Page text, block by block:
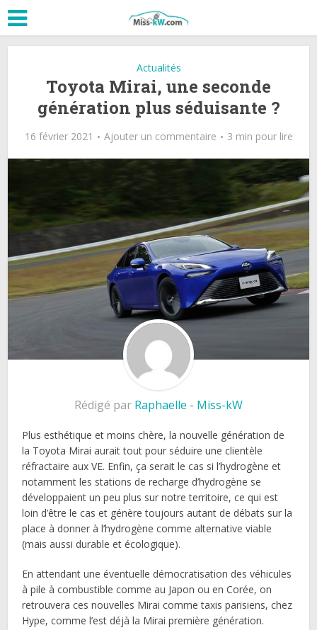
Actualités
Toyota Mirai, une seconde
génération plus séduisante ?
16 février 2021 Ajouter un commentaire 3 min pour lire
Rédigé par Raphaelle - Miss-kW
Plus esthétique et moins chère, la nouvelle génération de
la Toyota Mirai aurait tout pour séduire une clientèle
réfractaire aux VE. Enfin, ça serait le cas si l’hydrogène et
notamment les stations de recharge d’hydrogène se
développaient un peu plus sur notre territoire, ce qui est
loin d’être le cas et génère toujours autant de débats sur la
place à donner à l’hydrogène comme alternative viable
(mais aussi durable et écologique).
En attendant une éventuelle démocratisation des véhicules
à pile à combustible comme au Japon ou en Corée, on
retrouvera ces nouvelles Mirai comme taxis parisiens, chez
Hype, comme l’est déjà la Mirai première génération.